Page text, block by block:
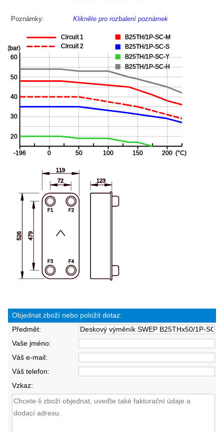
Poznámky: Klikněte pro rozbalení poznámek
Objednat zboží nebo položit dotaz:
Předmět:
Vaše jméno:
Váš e-mail:
Váš telefon:
Vzkaz: